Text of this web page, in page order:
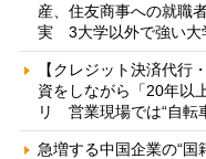
産、住友商事への就職
実 3大学以外で強い大
【クレジット決済代行
資をしながら「20年以
リ 営業現場では“自転
急増する中国企業の“国